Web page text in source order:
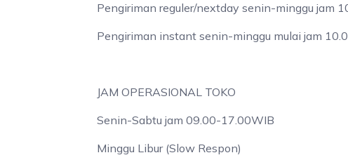
Pengiriman reguler/nextday senin-minggu jam
Pengiriman instant senin-minggu mulai jam
JAM OPERASIONAL TOKO
Senin-Sabtu jam 09.00-17.00WIB
Minggu Libur (Slow Respon)